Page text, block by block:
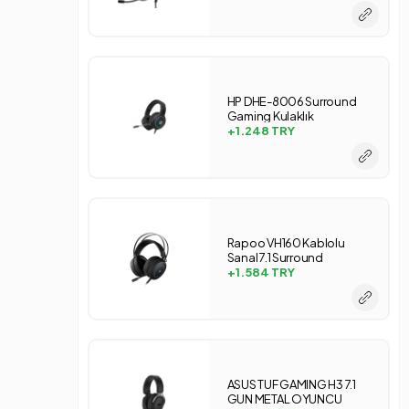
HP DHE-8006 Surround
Gaming Kulaklık
+1.248 TRY
Rapoo VH160 Kablolu
Sanal 7.1 Surround
Kulaküstü Gaming
+1.584 TRY
ASUS TUF GAMING H3 7.1
GUN METAL OYUNCU